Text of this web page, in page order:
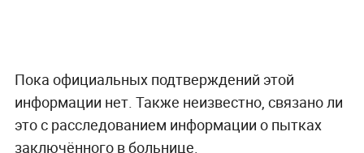
Пока официальных подтверждений этой
информации нет. Также неизвестно, связано ли
это с расследованием информации о пытках
заключённого в больнице.